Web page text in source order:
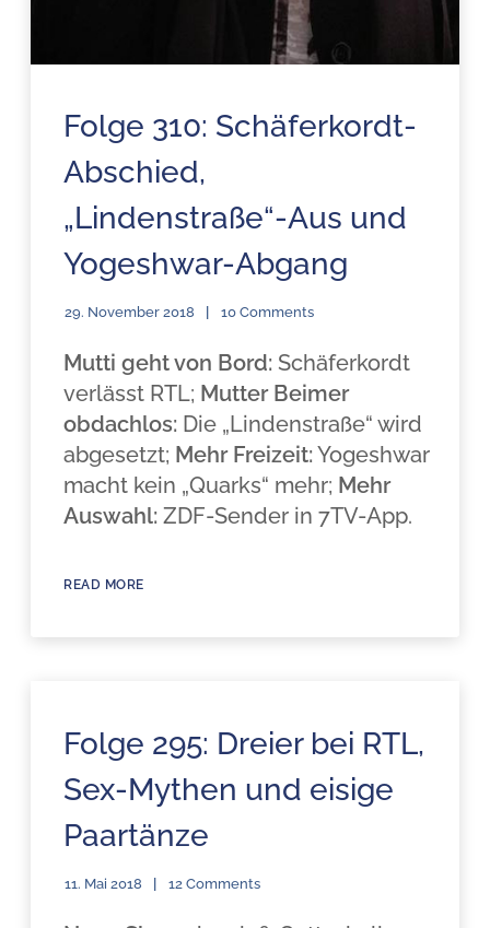
Folge 310: Schäferkordt-
Abschied,
„Lindenstraße“-Aus und
Yogeshwar-Abgang
29. November 2018 10 Comments
Mutti geht von Bord: Schäferkordt
verlässt RTL; Mutter Beimer
obdachlos: Die „Lindenstraße“ wird
abgesetzt; Mehr Freizeit: Yogeshwar
macht kein „Quarks“ mehr; Mehr
Auswahl: ZDF-Sender in 7TV-App.
READ MORE
Folge 295: Dreier bei RTL,
Sex-Mythen und eisige
Paartänze
11. Mai 2018 12 Comments